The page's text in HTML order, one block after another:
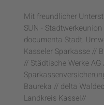
Mit freundlicher
SUN - Stadtwerkeunion
documenta Stadt,
Kasseler Sparkasse //
// Städtische Werke
Baureka // delta
Landkreis Kassel//